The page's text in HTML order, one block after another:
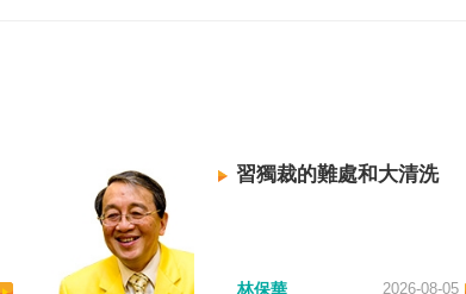
習獨裁的難處和大清洗
林保華 2026-08-05